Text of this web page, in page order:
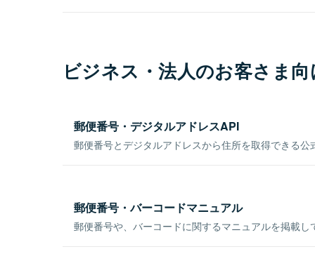
ビジネス・法人のお客さま
郵便番号・デジタルアドレスAPI
郵便番号とデジタルアドレスから住所を取得できる公
郵便番号・バーコードマニュアル
郵便番号や、バーコードに関するマニュアルを掲載し